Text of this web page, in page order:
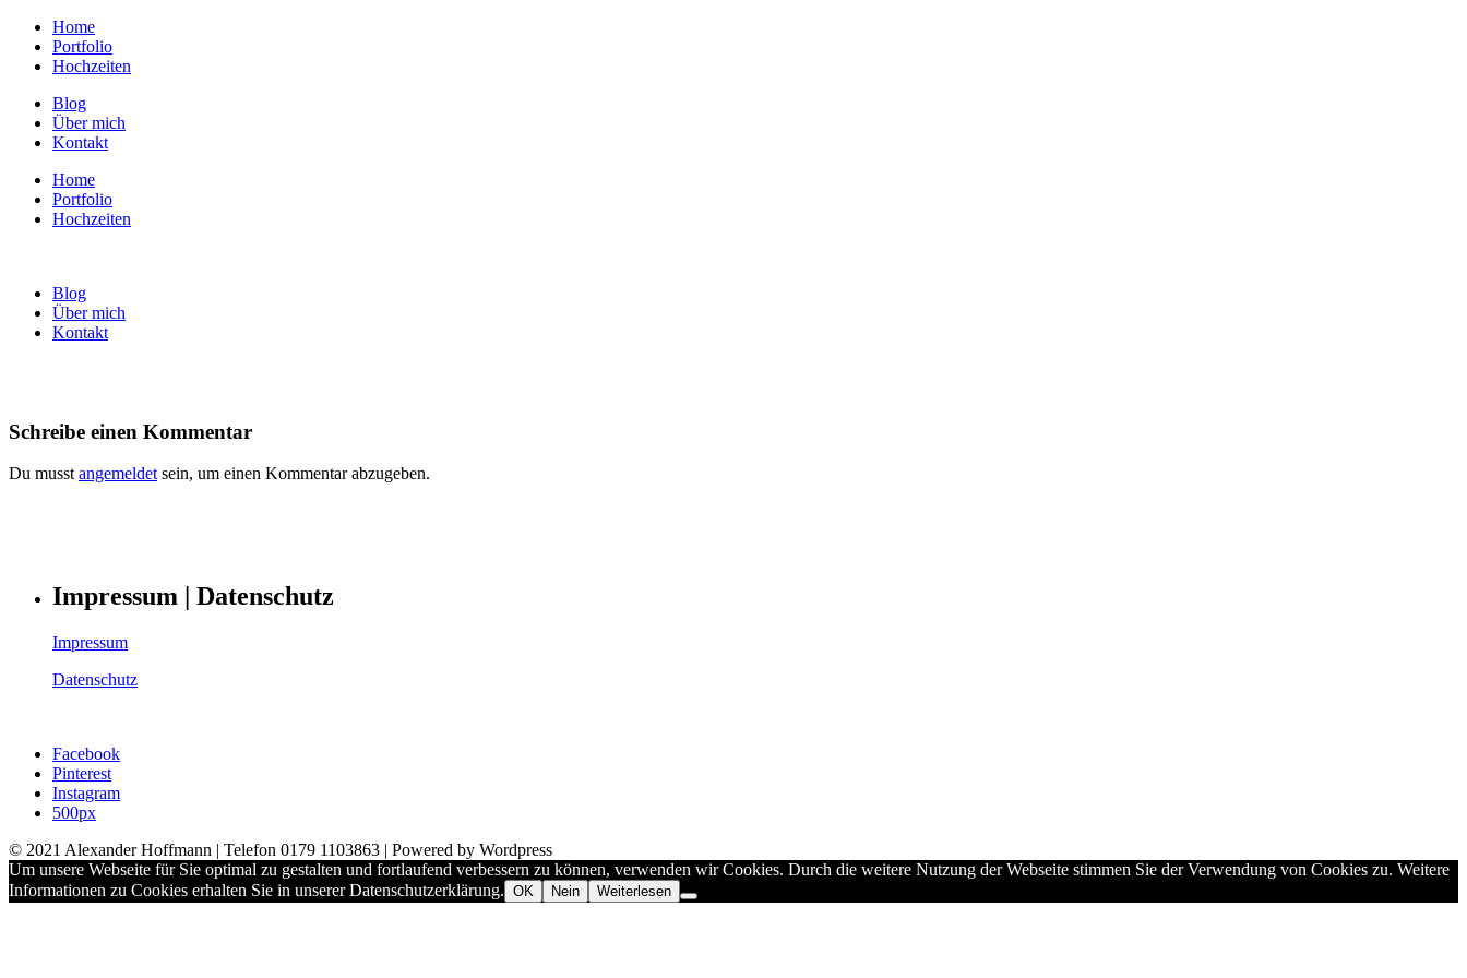
Home
Portfolio
Hochzeiten
Blog
Über mich
Kontakt
Home
Portfolio
Hochzeiten
Blog
Über mich
Kontakt
Schreibe einen Kommentar
Du musstangemeldetsein, um einen Kommentar abzugeben.
Impressum | Datenschutz
Impressum
Datenschutz
Facebook
Pinterest
Instagram
500px
© 2021 Alexander Hoffmann | Telefon 0179 1103863 | Powered by Wordpress
Um unsere Webseite für Sie optimal zu gestalten und fortlaufend verbessern zu können, verwenden wir Cookies. Durch die weitere Nutzung der Webseite stimmen Sie der Verwendung von Cookies zu. Weitere
Informationen zu Cookies erhalten Sie in unserer Datenschutzerklärung. OK Nein Weiterlesen